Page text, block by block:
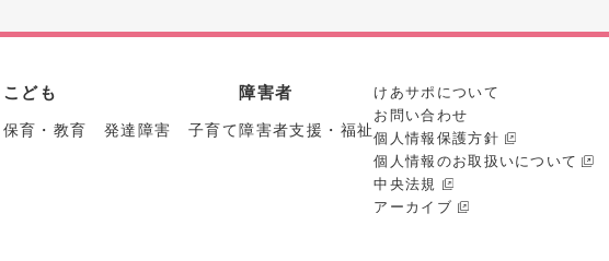
こども
保育・教育 発達障害 子育て
障害者
障害者支援・福祉
けあサポについて
お問い合わせ
個人情報保護方針
個人情報のお取扱いについて
中央法規
アーカイブ